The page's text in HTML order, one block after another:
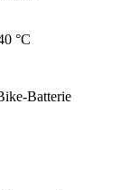
°C
Batterie